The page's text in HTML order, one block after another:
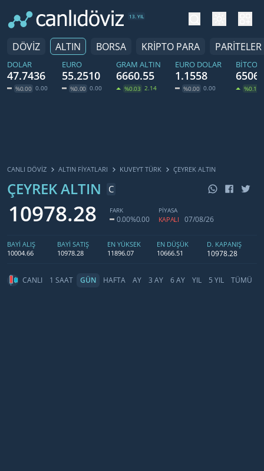
13. YIL
DÖVİZ ALTIN BORSA KRİPTO PARA PARİTELER
DOLAR
47.7436
%0.00 0.00
EURO
55.2510
%0.00 0.00
GRAM ALTIN
6660.55
%0.03 2.14
EURO DOLAR
1.1558
%0.00 0.00 %0.10
CANLI DÖVİZ ALTIN FIYATLARI KUVEYT TÜRK ÇEYREK ALTIN
ÇEYREK ALTIN C
10978.28 FARK
0.00%0.00
PİYASA
KAPALI 07/08/26
BAYİ ALIŞ
10004.66
BAYİ SATIŞ
10978.28
EN YÜKSEK
11896.07
EN DÜŞÜK
10666.51
D. KAPANIŞ
10978.28
CANLI 1 SAAT GÜN HAFTA AY 3 AY 6 AY YIL 5 YIL TÜMÜ